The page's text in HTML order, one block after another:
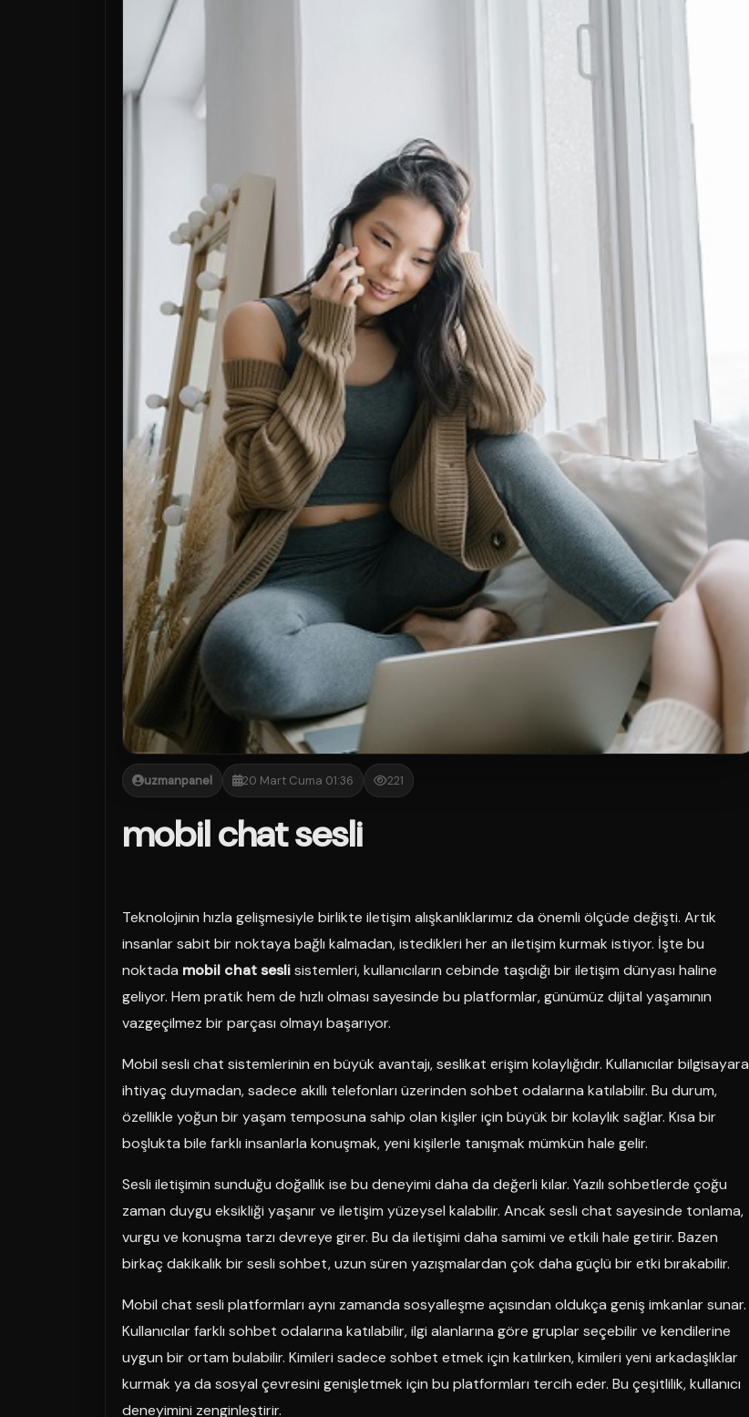
uzmanpanel 20 Mart Cuma 01:36 221
mobil chat sesli
Teknolojinin hızla gelişmesiyle birlikte iletişim alışkanlıklarımız da önemli ölçüde değişti. Artık
insanlar sabit bir noktaya bağlı kalmadan, istedikleri her an iletişim kurmak istiyor. İşte bu
noktada mobil chat seslisistemleri, kullanıcıların cebinde taşıdığı bir iletişim dünyası haline
geliyor. Hem pratik hem de hızlı olması sayesinde bu platformlar, günümüz dijital yaşamının
vazgeçilmez bir parçası olmayı başarıyor.
Mobil sesli chat sistemlerinin en büyük avantajı, seslikat erişim kolaylığıdır. Kullanıcılar bilgisayara
ihtiyaç duymadan, sadece akıllı telefonları üzerinden sohbet odalarına katılabilir. Bu durum,
özellikle yoğun bir yaşam temposuna sahip olan kişiler için büyük bir kolaylık sağlar. Kısa bir
boşlukta bile farklı insanlarla konuşmak, yeni kişilerle tanışmak mümkün hale gelir.
Sesli iletişimin sunduğu doğallık ise bu deneyimi daha da değerli kılar. Yazılı sohbetlerde çoğu
zaman duygu eksikliği yaşanır ve iletişim yüzeysel kalabilir. Ancak sesli chat sayesinde tonlama,
vurgu ve konuşma tarzı devreye girer. Bu da iletişimi daha samimi ve etkili hale getirir. Bazen
birkaç dakikalık bir sesli sohbet, uzun süren yazışmalardan çok daha güçlü bir etki bırakabilir.
Mobil chat sesli platformları aynı zamanda sosyalleşme açısından oldukça geniş imkanlar sunar.
Kullanıcılar farklı sohbet odalarına katılabilir, ilgi alanlarına göre gruplar seçebilir ve kendilerine
uygun bir ortam bulabilir. Kimileri sadece sohbet etmek için katılırken, kimileri yeni arkadaşlıklar
kurmak ya da sosyal çevresini genişletmek için bu platformları tercih eder. Bu çeşitlilik, kullanıcı
deneyimini zenginleştirir.